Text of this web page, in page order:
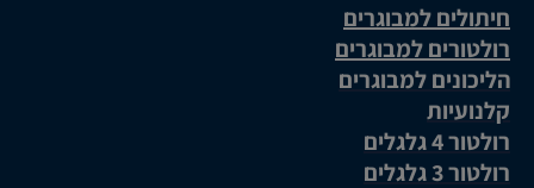
חיתולים למבוגרים
רולטורים למבוגרים
הליכונים למבוגרים
קלנועיות
רולטור 4 גלגלים
רולטור 3 גלגלים